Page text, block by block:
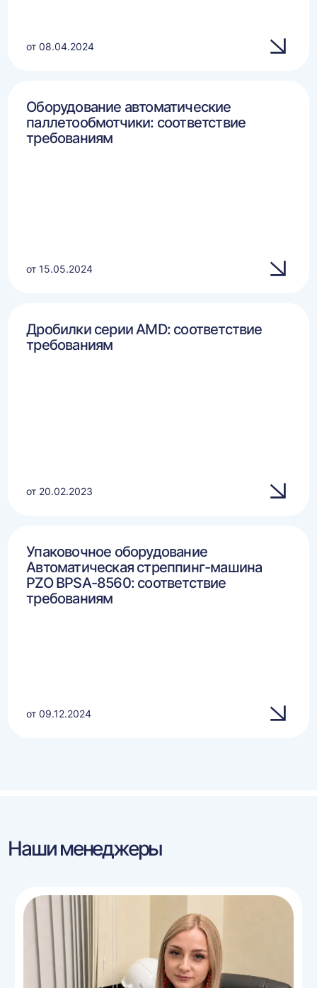
от 08.04.2024
Оборудование автоматические
паллетообмотчики: соответствие
требованиям
от 15.05.2024
Дробилки серии AMD: соответствие
требованиям
от 20.02.2023
Упаковочное оборудование
Автоматическая стреппинг-машина
PZO BPSA-8560: соответствие
требованиям
от 09.12.2024
Наши менеджеры